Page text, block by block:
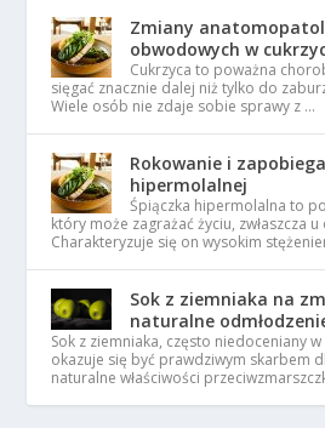
Zmiany
obwodowych w
Cukrzyca to poważna
sięgać znacznie dalej niż tylko do
Wiele osób nie zdaje sobie sprawy z …
Rokowanie i
hipermolalnej
Śpiączka hipermolalna to
który może zagrażać życiu, zwłaszcza
Charakteryzuje się on wysokim
Sok z ziemniaka na
naturalne
Sok z ziemniaka, często niedoceniany
okazuje się być prawdziwym skarbem
naturalne właściwości